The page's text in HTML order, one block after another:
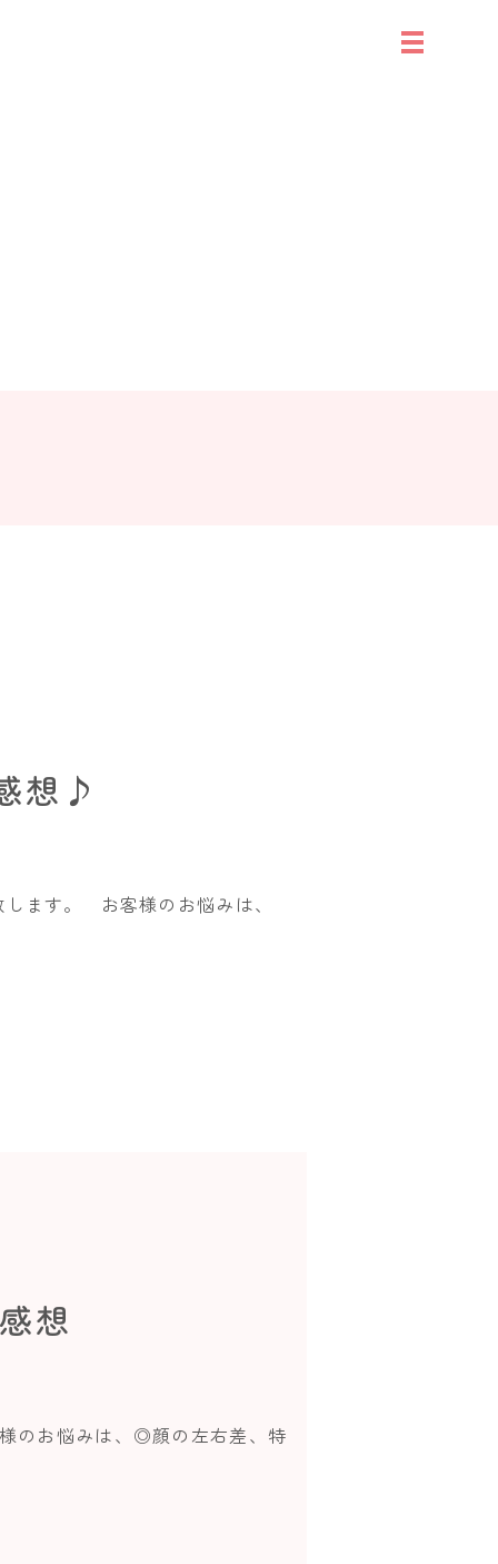
想♪
ます。 お客様のお悩みは、
想
のお悩みは、◎顔の左右差、特